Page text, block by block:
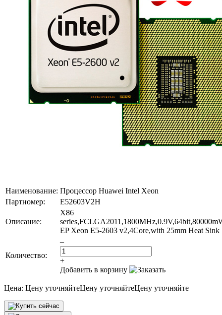
Наименование: Процессор Huawei Intel Xeon
Партномер:
E52603V2H
Описание:
X86
EP Xeon E5-2603 v2,4Core,with 25mm Heat Sink
Количество:
–
+
Добавить в корзину
Цена: Цену уточняйтеЦену уточняйтеЦену уточняйте